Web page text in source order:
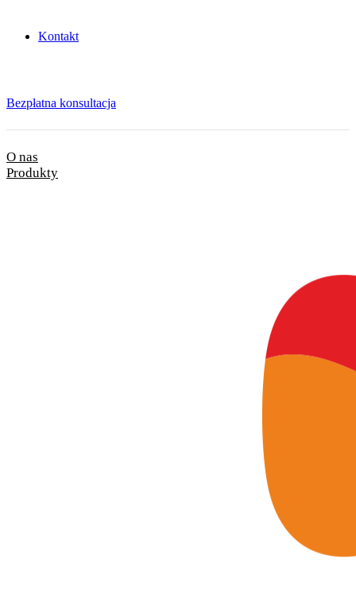
Kontakt
Bezpłatna konsultacja
O nas
Produkty